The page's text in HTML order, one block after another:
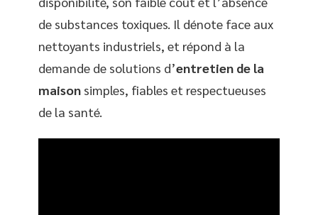
de substances toxiques. Il dénote face aux
nettoyants industriels, et répond à la
demande de solutions d’entretien de la
maison simples, fiables et respectueuses
de la santé.